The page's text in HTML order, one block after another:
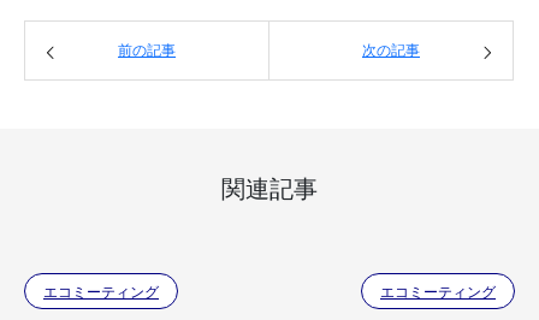
前の記事 次の記事
関連記事
エコミーティング エコミーティング